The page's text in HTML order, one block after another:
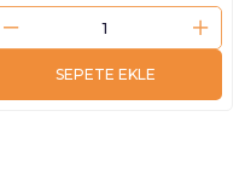
SEPETE EKLE